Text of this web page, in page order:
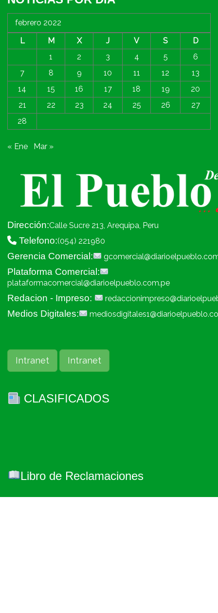
febrero 2022
L
M X J V S
D
1
2 3 4 5
6
7
8 9 10 11 12
13
14
15 16 17 18 19
20
21
22 23 24 25 26
27
28
« Ene Mar »
Dirección:Calle Sucre 213, Arequipa, Peru
Telefono:(054) 221980
Gerencia Comercial:
Plataforma Comercial:
plataformacomercial@diarioelpueblo.com.pe
Redacion - Impreso:
Medios Digitales:
Intranet Intranet
CLASIFICADOS
Libro de Reclamaciones